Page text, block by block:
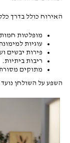
האירוח כולל בדרך
מופלטות
עוגיות
פירות יבשים
ריבות ביתיות.
מתוקים
השפע על השולחן